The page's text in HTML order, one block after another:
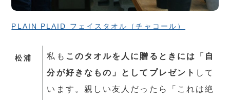
PLAIN PLAID フェイスタオル（チャコール）
松浦 私も このタオルを 人に贈るときには「自
分が好きなもの」としてプレゼント して
います。親しい友人だったら「これは絶